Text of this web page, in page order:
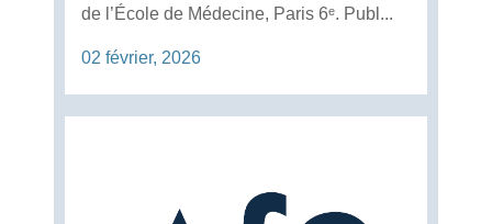
de l’École de Médecine, Paris 6ᵉ. Publ...
02 février, 2026